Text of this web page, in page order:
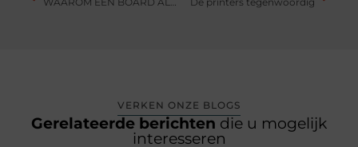
VERKEN ONZE BLOGS
Gerelateerde berichten die u mogelijk
interesseren